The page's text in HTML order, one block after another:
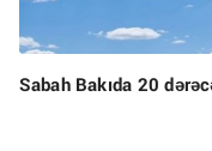
Sabah Bakıda 20